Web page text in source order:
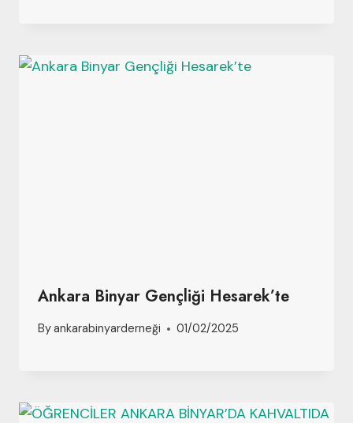
Ankara Binyar Gençliği Hesarek’te
Byankarabinyarderneği 01/02/2025